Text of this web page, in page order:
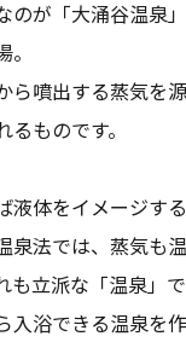
のが「大涌谷温泉
ら噴出する蒸気を
ものです。
液体をイメージす
泉法では、蒸気も
も立派な「温泉」
入浴できる温泉を